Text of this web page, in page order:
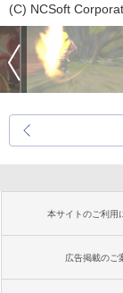
(C) NCSoft
本サイトのご利用
広告掲載のご